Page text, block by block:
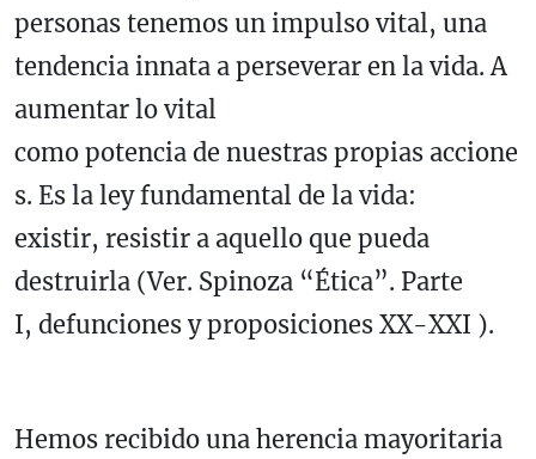
personas tenemos un impulso vital, una
tendencia innata a perseverar en la vida. A
aumentar lo vital
como potencia de nuestras propias accione
s. Es la ley fundamental de la vida:
existir, resistir a aquello que pueda
destruirla (Ver. Spinoza “Ética”. Parte
I, defunciones y proposiciones XX-XXI ).
Hemos recibido una herencia mayoritaria